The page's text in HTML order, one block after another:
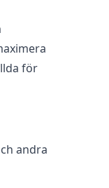
för
andra